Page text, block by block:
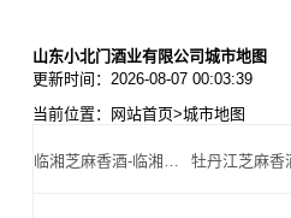
山东小北门酒业有限公司城市地图
更新时间：2026-08-07 00:03:39
当前位置：
网站首页>城市地图
临湘芝麻香酒-临湘名酒-临湘小北门_临湘芝麻香酒厂家